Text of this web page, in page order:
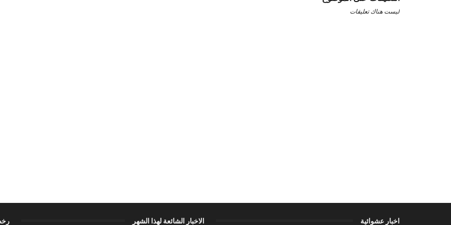
ليست هناك تعليقات
اخبار عشوائية الاخبار الشائعة لهذا الشهر